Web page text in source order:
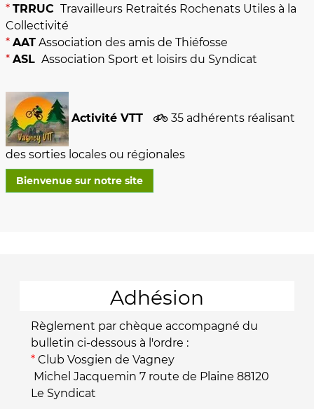
* TRRUC Travailleurs Retraités Rochenats Utiles à la
Collectivité
* AAT Association des amis de Thiéfosse
* ASL Association Sport et loisirs du Syndicat
Activité VTT 35 adhérents réalisant
des sorties locales ou régionales
Bienvenue sur notre site
Adhésion
Règlement par chèque accompagné du
bulletin ci-dessous à l'ordre :
* Club Vosgien de Vagney
Michel Jacquemin 7 route de Plaine 88120
Le Syndicat